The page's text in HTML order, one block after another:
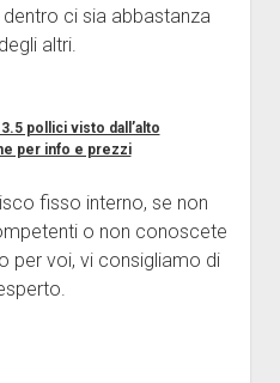
ci sia abbastanza
altri.
pollici visto dall’alto
per info e prezzi
fisso interno, se non
o non conoscete
per voi, vi consigliamo di